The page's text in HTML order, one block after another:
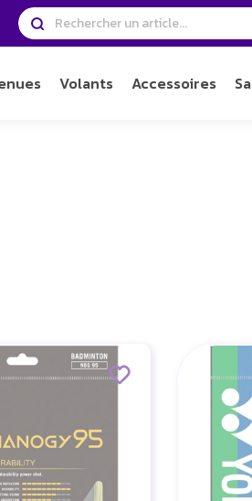
Volants Accessoires